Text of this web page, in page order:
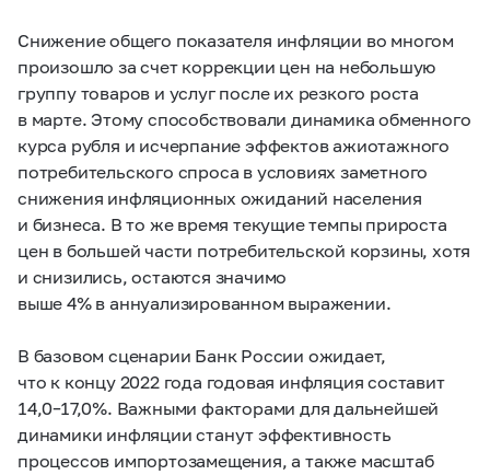
Снижение общего показателя инфляции во многом
произошло за счет коррекции цен на небольшую
группу товаров и услуг после их резкого роста
в марте. Этому способствовали динамика обменного
курса рубля и исчерпание эффектов ажиотажного
потребительского спроса в условиях заметного
снижения инфляционных ожиданий населения
и бизнеса. В то же время текущие темпы прироста
цен в большей части потребительской корзины, хотя
и снизились, остаются значимо
выше 4% в аннуализированном выражении.
В базовом сценарии Банк России ожидает,
что к концу 2022 года годовая инфляция составит
14,0–17,0%. Важными факторами для дальнейшей
динамики инфляции станут эффективность
процессов импортозамещения, а также масштаб